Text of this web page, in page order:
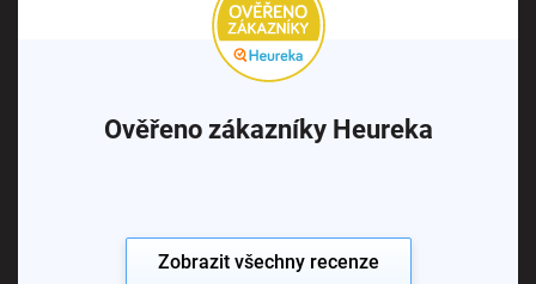
Ověřeno zákazníky Heureka
Zobrazit všechny recenze